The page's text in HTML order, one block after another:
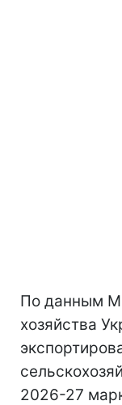
По данным
хозяйства
2026-27